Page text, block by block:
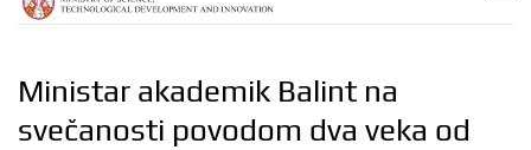
Ministar akademik Balint na
svečanosti povodom dva veka od